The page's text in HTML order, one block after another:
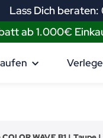
Lass Dich beraten:
ab 1.000€